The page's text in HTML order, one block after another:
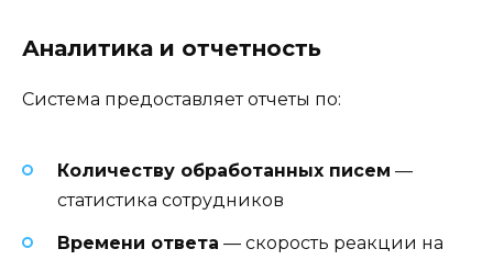
Аналитика и отчетность
Система предоставляет отчеты по:
Количеству обработанных писем —
статистика сотрудников
Времени ответа — скорость реакции на